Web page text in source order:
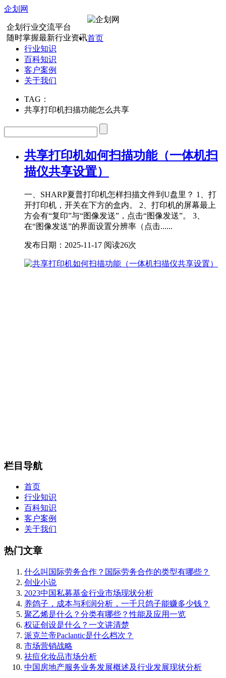
企划网
企划行业交流平台
随时掌握最新行业资讯首页
行业知识
百科知识
客户案例
关于我们
TAG：
共享打印机扫描功能怎么共享
共享打印机如何扫描功能（一体机扫
描仪共享设置）
一、SHARP夏普打印机怎样扫描文件到U盘里？ 1、打
开打印机，开关在下方的盒内。 2、打印机的屏幕最上
方会有“复印”与“图像发送”，点击“图像发送”。 3、
在“图像发送”的界面设置分辨率（点击......
发布日期：2025-11-17 阅读26次
栏目导航
首页
行业知识
百科知识
客户案例
关于我们
热门文章
什么叫国际劳务合作？国际劳务合作的类型有哪些？
创业小说
2023中国私募基金行业市场现状分析
养鸽子，成本与利润分析，一千只鸽子能赚多少钱？
聚乙烯是什么？分类有哪些？性能及应用一览
权证创设是什么？一文讲清楚
派克兰帝Paclantic是什么档次？
市场营销战略
祛痘化妆品市场分析
中国房地产服务业务发展概述及行业发展现状分析